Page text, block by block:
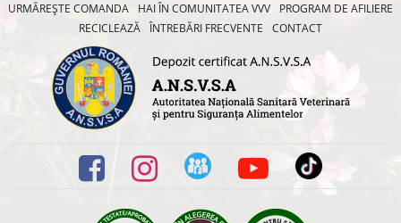
URMĂREȘTE COMANDA
HAI ÎN COMUNITATEA VVV
PROGRAM DE AFILIERE
RECICLEAZĂ ÎNTREBĂRI FRECVENTE CONTACT